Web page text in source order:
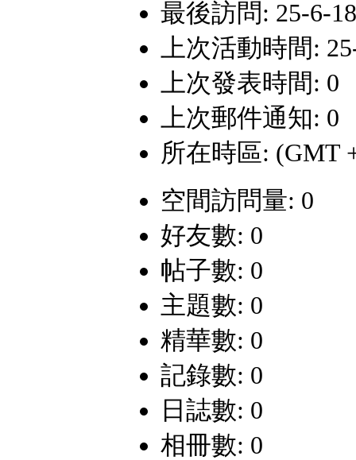
最後訪問: 25-6-
上次活動時間:
上次發表時間: 0
上次郵件通知: 0
所在時區: (GMT
空間訪問量: 0
好友數: 0
帖子數: 0
主題數: 0
精華數: 0
記錄數: 0
日誌數: 0
相冊數: 0